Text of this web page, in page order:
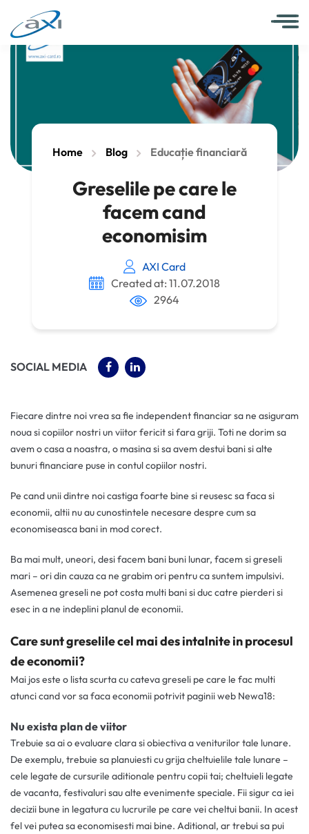
Home Blog Educație financiară
Greselile pe care le
facem cand
economisim
AXI Card
Created at: 11.07.2018
2964
SOCIAL MEDIA (OPENS IN A NEW TAB)
(OPENS IN A NEW TAB)
Fiecare dintre noi vrea sa fie independent financiar sa ne asiguram
noua si copiilor nostri un viitor fericit si fara griji. Toti ne dorim sa
avem o casa a noastra, o masina si sa avem destui bani si alte
bunuri financiare puse in contul copiilor nostri.
Pe cand unii dintre noi castiga foarte bine si reusesc sa faca si
economii, altii nu au cunostintele necesare despre cum sa
economiseasca bani in mod corect.
Ba mai mult, uneori, desi facem bani buni lunar, facem si greseli
mari – ori din cauza ca ne grabim ori pentru ca suntem impulsivi.
Asemenea greseli ne pot costa multi bani si duc catre pierderi si
esec in a ne indeplini planul de economii.
Care sunt greselile cel mai des intalnite in procesul
de economii?
Mai jos este o lista scurta cu cateva greseli pe care le fac multi
atunci cand vor sa faca economii potrivit paginii web Newa18:
Nu exista plan de viitor
Trebuie sa ai o evaluare clara si obiectiva a veniturilor tale lunare.
De exemplu, trebuie sa planuiesti cu grija cheltuielile tale lunare –
cele legate de cursurile aditionale pentru copii tai; cheltuieli legate
de vacanta, festivaluri sau alte evenimente speciale. Fii sigur ca iei
decizii bune in legatura cu lucrurile pe care vei cheltui banii. In acest
fel vei putea sa economisesti mai bine. Aditional, ar trebui sa pui